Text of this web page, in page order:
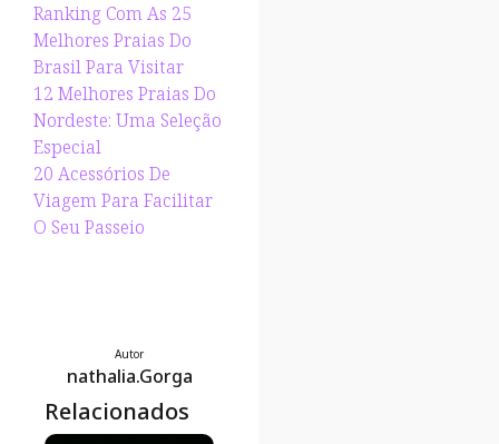
Ranking Com As 25
Melhores Praias Do
Brasil Para Visitar
12 Melhores Praias Do
Nordeste: Uma Seleção
Especial
20 Acessórios De
Viagem Para Facilitar
O Seu Passeio
Autor
nathalia.Gorga
Relacionados